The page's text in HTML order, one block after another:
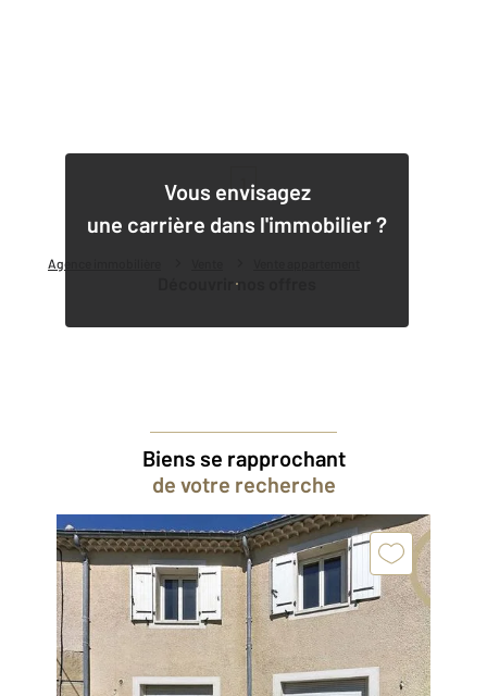
Agence immobilière
Vous envisagez
une carrière dans l'immobilier ?
Découvrir nos offres
1
Biens se rapprochant
de votre recherche